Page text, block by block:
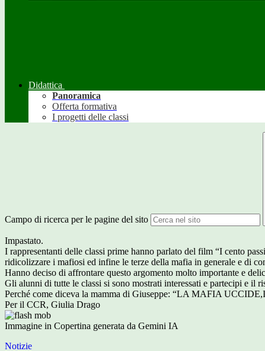
Didattica
Panoramica
Offerta formativa
I progetti delle classi
Campo di ricerca per le pagine del sito
Impastato.
I rappresentanti delle classi prime hanno parlato del film “I cento
ridicolizzare i mafiosi ed infine le terze della mafia in generale e di
Hanno deciso di affrontare questo argomento molto importante e
Gli alunni di tutte le classi si sono mostrati interessati e partecipi e il
Perché come diceva la mamma di Giuseppe: “LA MAFIA
Per il CCR, Giulia Drago
Immagine in Copertina generata da Gemini IA
Notizie